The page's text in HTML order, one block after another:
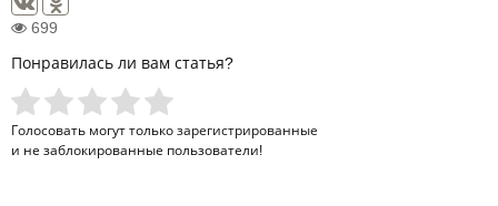
699
Понравилась ли вам статья?
Голосовать могут только зарегистрированные
и не заблокированные пользователи!